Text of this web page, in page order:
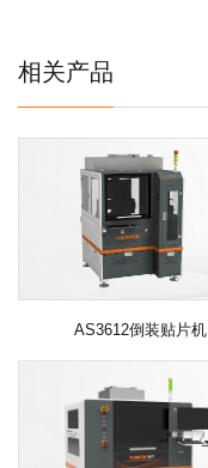
相关产品
AS3612倒装贴片机